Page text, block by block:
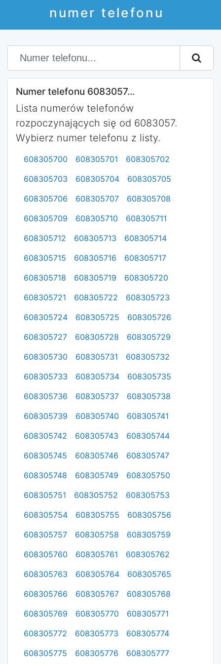
numer telefonu
Numer telefonu 6083057...
Lista numerów telefonów
rozpoczynających się od 6083057.
Wybierz numer telefonu z listy.
608305700 608305701
608305702
608305703
608305704
608305705
608305706
608305707
608305708
608305709
608305710
608305711
608305712
608305713
608305714
608305715
608305716
608305717
608305718
608305719
608305720
608305721
608305722
608305723
608305724
608305725
608305726
608305727
608305728
608305729
608305730
608305731
608305732
608305733
608305734
608305735
608305736
608305737
608305738
608305739
608305740
608305741
608305742
608305743
608305744
608305745
608305746
608305747
608305748
608305749
608305750
608305751
608305752
608305753
608305754
608305755
608305756
608305757
608305758
608305759
608305760
608305761
608305762
608305763
608305764
608305765
608305766
608305767
608305768
608305769
608305770
608305771
608305772
608305773
608305774
608305775
608305776 608305777